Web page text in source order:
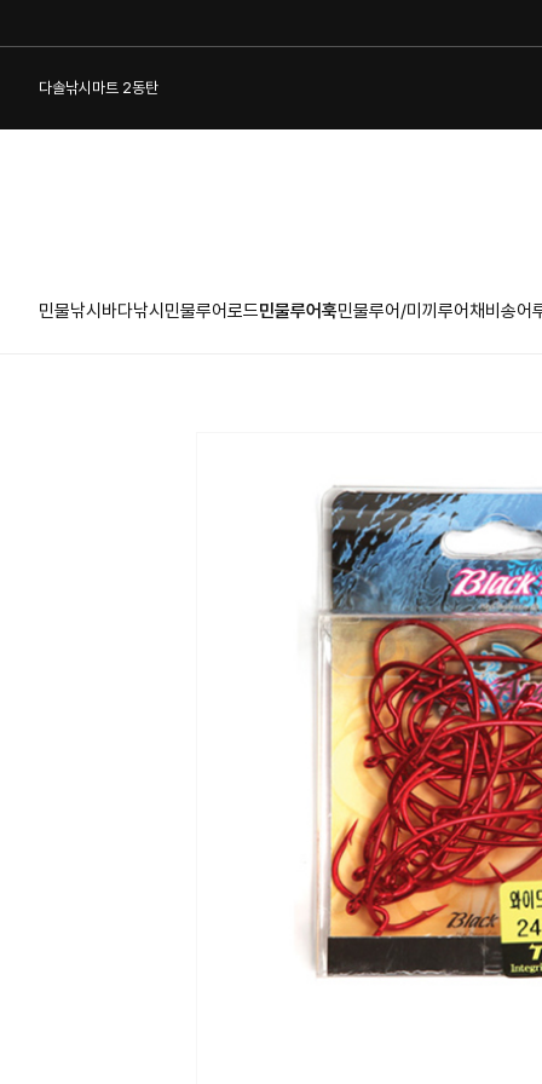
다솔낚시마트 2동탄
민물낚시 바다낚시 민물루어로드민물루어훅민물루어/미끼 루어채비 송어